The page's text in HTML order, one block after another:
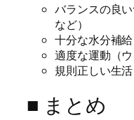
バランスの良
など）
十分な水分補給
適度な運動（
規則正しい生
■ まとめ